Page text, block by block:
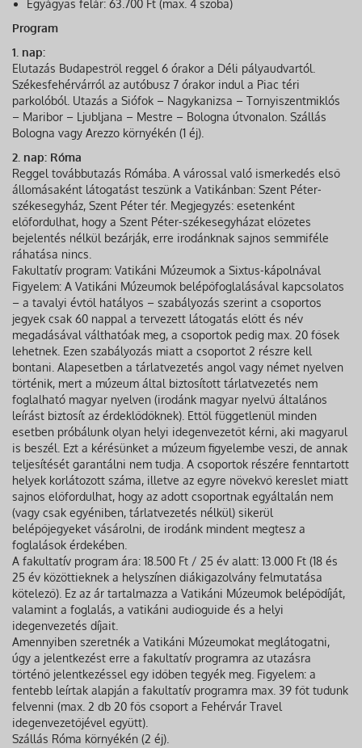
Egyágyas felár: 63.700 Ft (max. 4 szoba)
Program
1. nap:
Elutazás Budapestről reggel 6 órakor a Déli pályaudvartól.
Székesfehérvárról az autóbusz 7 órakor indul a Piac téri
parkolóból. Utazás a Siófok – Nagykanizsa – Tornyiszentmiklós
– Maribor – Ljubljana – Mestre – Bologna útvonalon. Szállás
Bologna vagy Arezzo környékén (1 éj).
2. nap: Róma
Reggel továbbutazás Rómába. A várossal való ismerkedés első
állomásaként látogatást teszünk a Vatikánban: Szent Péter-
székesegyház, Szent Péter tér. Megjegyzés: esetenként
előfordulhat, hogy a Szent Péter-székesegyházat előzetes
bejelentés nélkül bezárják, erre irodánknak sajnos semmiféle
ráhatása nincs.
Fakultatív program: Vatikáni Múzeumok a Sixtus-kápolnával
Figyelem: A Vatikáni Múzeumok belépőfoglalásával kapcsolatos
– a tavalyi évtől hatályos – szabályozás szerint a csoportos
jegyek csak 60 nappal a tervezett látogatás előtt és név
megadásával válthatóak meg, a csoportok pedig max. 20 fősek
lehetnek. Ezen szabályozás miatt a csoportot 2 részre kell
bontani. Alapesetben a tárlatvezetés angol vagy német nyelven
történik, mert a múzeum által biztosított tárlatvezetés nem
foglalható magyar nyelven (irodánk magyar nyelvű általános
leírást biztosít az érdeklődőknek). Ettől függetlenül minden
esetben próbálunk olyan helyi idegenvezetőt kérni, aki magyarul
is beszél. Ezt a kérésünket a múzeum figyelembe veszi, de annak
teljesítését garantálni nem tudja. A csoportok részére fenntartott
helyek korlátozott száma, illetve az egyre növekvő kereslet miatt
sajnos előfordulhat, hogy az adott csoportnak egyáltalán nem
(vagy csak egyéniben, tárlatvezetés nélkül) sikerül
belépőjegyeket vásárolni, de irodánk mindent megtesz a
foglalások érdekében.
A fakultatív program ára: 18.500 Ft / 25 év alatt: 13.000 Ft (18 és
25 év közöttieknek a helyszínen diákigazolvány felmutatása
kötelező). Ez az ár tartalmazza a Vatikáni Múzeumok belépődíját,
valamint a foglalás, a vatikáni audioguide és a helyi
idegenvezetés díjait.
Amennyiben szeretnék a Vatikáni Múzeumokat meglátogatni,
úgy a jelentkezést erre a fakultatív programra az utazásra
történő jelentkezéssel egy időben tegyék meg. Figyelem: a
fentebb leírtak alapján a fakultatív programra max. 39 főt tudunk
felvenni (max. 2 db 20 fős csoport a Fehérvár Travel
idegenvezetőjével együtt).
Szállás Róma környékén (2 éj).